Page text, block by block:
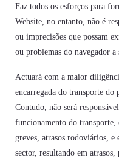
Faz todos os esforços para
Website, no entanto, não é
ou imprecisões que possam
ou problemas do navegador
Actuará com a maior
encarregada do transporte do
Contudo, não será
funcionamento do transporte,
greves, atrasos rodoviários,
sector, resultando em